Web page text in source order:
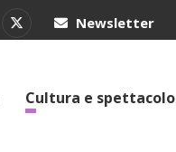
Newsletter
Cultura e spettacolo